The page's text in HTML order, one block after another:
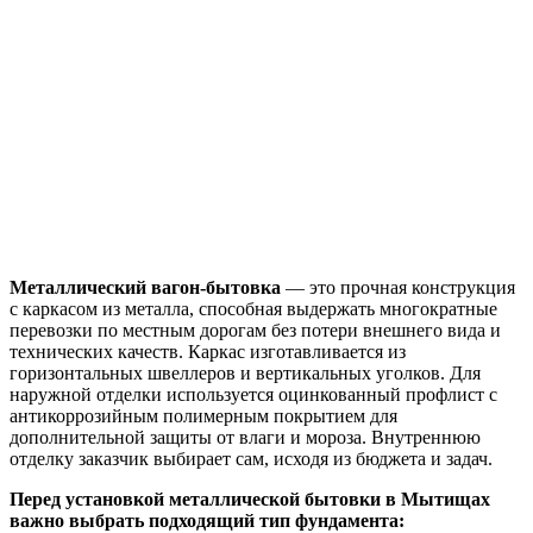
Металлический вагон-бытовка — это прочная конструкция
с каркасом из металла, способная выдержать многократные
перевозки по местным дорогам без потери внешнего вида и
технических качеств. Каркас изготавливается из
горизонтальных швеллеров и вертикальных уголков. Для
наружной отделки используется оцинкованный профлист с
антикоррозийным полимерным покрытием для
дополнительной защиты от влаги и мороза. Внутреннюю
отделку заказчик выбирает сам, исходя из бюджета и задач.
Перед установкой металлической бытовки в Мытищах
важно выбрать подходящий тип фундамента: